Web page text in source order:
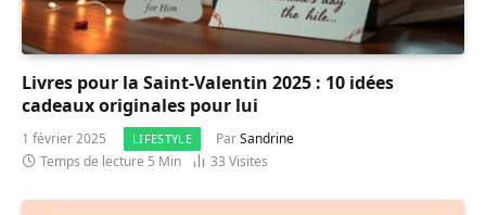
Livres pour la Saint-Valentin 2025 : 10 idées
cadeaux originales pour lui
1 février 2025 LIFESTYLE ParSandrine
Temps de lecture 5 Min
33 Visites